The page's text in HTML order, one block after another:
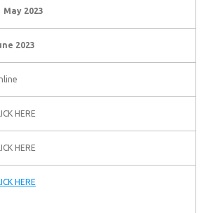
May 2023
2023
HERE
HERE
HERE